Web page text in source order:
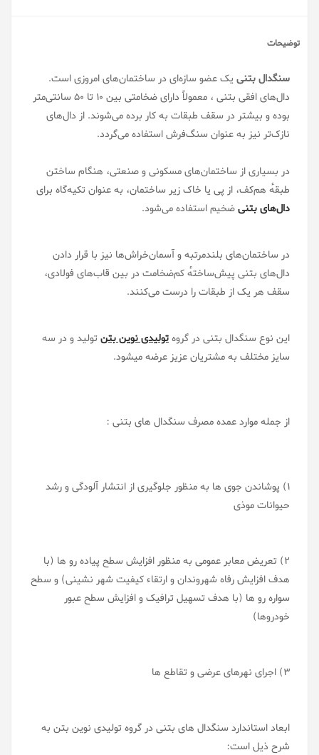
توضیحات
سنگدال بتنی یک عضو سازه‌ای در ساختمان‌های امروزی است.
دال‌های افقی بتنی ، معمولاً دارای ضخامتی بین ۱۰ تا ۵۰ سانتی‌متر
بوده و بیشتر در سقف طبقات به کار برده می‌شوند. از دال‌های
نازک‌تر نیز به عنوان سنگ‌فرش استفاده می‌گردد.
در بسیاری از ساختمان‌های مسکونی و صنعتی، هنگام ساختن
طبقهٔ هم‌کف، از پی یا خاک زیر ساختمان، به عنوان تکیه‌گاه برای
دال‌های بتنیضخیم استفاده می‌شود.
در ساختمان‌های بلندمرتبه و آسمان‌خراش‌ها نیز با قرار دادن
دال‌های بتنی پیش‌ساختهٔ کم‌ضخامت در بین قاب‌های فولادی،
سقف هر یک از طبقات را درست می‌کنند.
این نوع سنگدال بتنی در گروهتولیدی نوین بتن تولید و در سه
سایز مختلف به مشتریان عزیز عرضه میشود.
از جمله موارد عمده مصرف سنگدال های بتنی :
1) پوشاندن جوی ها به منظور جلوگیری از انتشار آلودگی و رشد
حیوانات موذی
2) تعریض معابر عمومی به منظور افزایش سطح پیاده رو ها (با
هدف افزایش رفاه شهروندان و ارتقاء کیفیت شهر نشینی) و سطح
سواره رو ها (با هدف تسهیل ترافیک و افزایش سطح عبور
خودروها)
3) اجرای نهرهای عرضی و تقاطع ها
ابعاد استاندارد سنگدال های بتنی در گروه تولیدی نوین بتن به
شرح ذیل است: